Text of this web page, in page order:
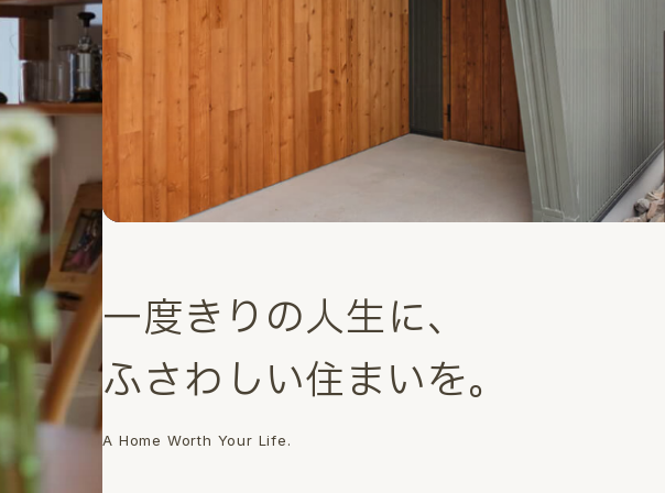
一度き り の人生に、
ふさわ しい住まいを。
A Home Worth Your Life.